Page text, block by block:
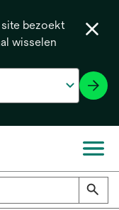
bezoekt
wisselen